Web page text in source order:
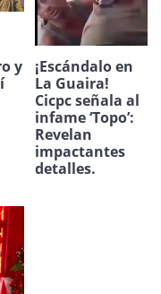
y
¡Escándalo en
La Guaira!
Cicpc señala al
infame ‘Topo’:
Revelan
impactantes
detalles.